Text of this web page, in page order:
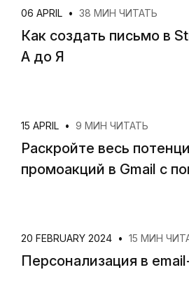
06 APRIL • 38 МИН ЧИТАТЬ
Как создать письмо в
А до Я
15 APRIL • 9 МИН ЧИТАТЬ
Раскройте весь
промоакций в Gmail с
20 FEBRUARY 2024 • 15 МИН
Персонализация в